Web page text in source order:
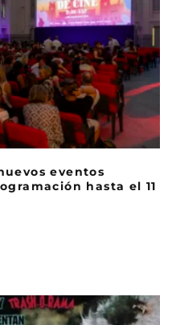
eventos
hasta el 11